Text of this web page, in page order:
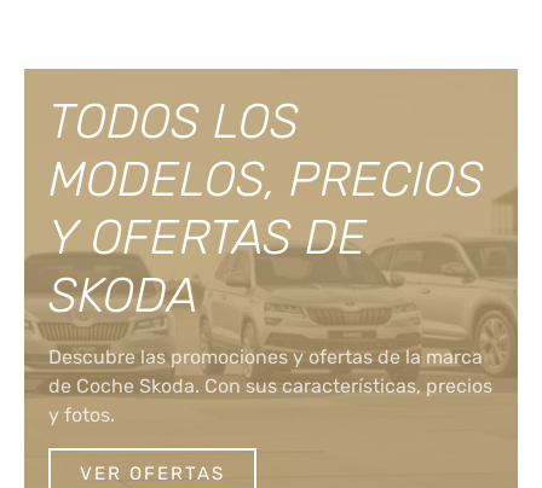
TODOS LOS
MODELOS, PRECIOS
Y OFERTAS DE
SKODA
Descubre las promociones y ofertas de la marca
de Coche Skoda. Con sus características, precios
y fotos.
VER OFERTAS